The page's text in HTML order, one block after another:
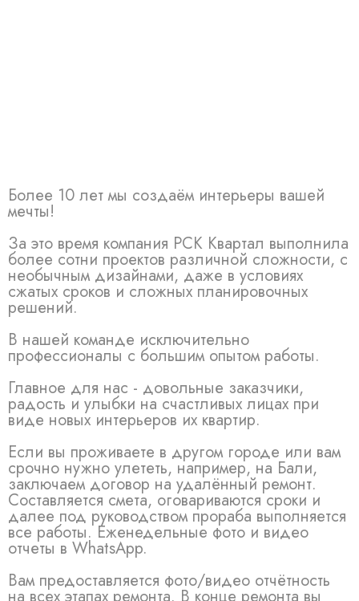
Более 10 лет мы создаём интерьеры вашей
мечты!
За это время компания РСК Квартал выполнила
более сотни проектов различной сложности, с
необычным дизайнами, даже в условиях
сжатых сроков и сложных планировочных
решений.
В нашей команде исключительно
профессионалы с большим опытом работы.
Главное для нас - довольные заказчики,
радость и улыбки на счастливых лицах при
виде новых интерьеров их квартир.
Если вы проживаете в другом городе или вам
срочно нужно улететь, например, на Бали,
заключаем договор на удалённый ремонт.
Составляется смета, оговариваются сроки и
далее под руководством прораба выполняется
все работы. Еженедельные фото и видео
отчеты в WhatsApp.
Вам предоставляется фото/видео отчётность